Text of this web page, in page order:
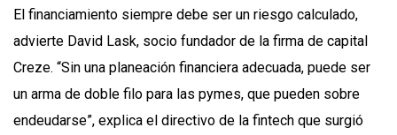
El financiamiento siempre debe ser un riesgo calculado,
advierte David Lask, socio fundador de la firma de capital
Creze. “Sin una planeación financiera adecuada, puede ser
un arma de doble filo para las pymes, que pueden sobre
endeudarse”, explica el directivo de la fintech que surgió